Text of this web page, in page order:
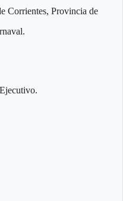
Corrientes, Provincia de